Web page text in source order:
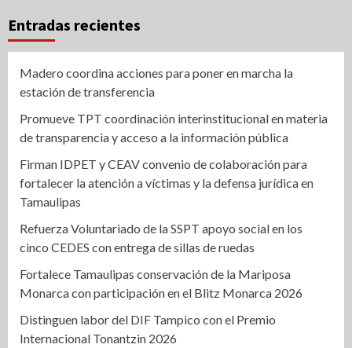
Entradas recientes
Madero coordina acciones para poner en marcha la
estación de transferencia
Promueve TPT coordinación interinstitucional en materia
de transparencia y acceso a la información pública
Firman IDPET y CEAV convenio de colaboración para
fortalecer la atención a víctimas y la defensa jurídica en
Tamaulipas
Refuerza Voluntariado de la SSPT apoyo social en los
cinco CEDES con entrega de sillas de ruedas
Fortalece Tamaulipas conservación de la Mariposa
Monarca con participación en el Blitz Monarca 2026
Distinguen labor del DIF Tampico con el Premio
Internacional Tonantzin 2026